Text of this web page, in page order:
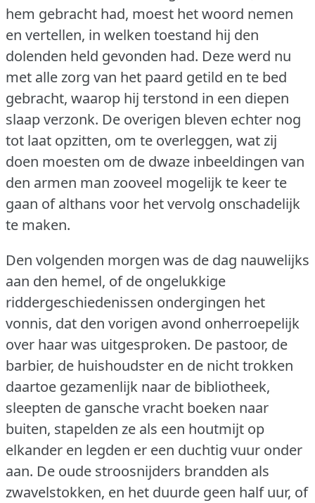
hem gebracht had, moest het woord nemen
en vertellen, in welken toestand hij den
dolenden held gevonden had. Deze werd nu
met alle zorg van het paard getild en te bed
gebracht, waarop hij terstond in een diepen
slaap verzonk. De overigen bleven echter nog
tot laat opzitten, om te overleggen, wat zij
doen moesten om de dwaze inbeeldingen van
den armen man zooveel mogelijk te keer te
gaan of althans voor het vervolg onschadelijk
te maken.
Den volgenden morgen was de dag nauwelijks
aan den hemel, of de ongelukkige
riddergeschiedenissen ondergingen het
vonnis, dat den vorigen avond onherroepelijk
over haar was uitgesproken. De pastoor, de
barbier, de huishoudster en de nicht trokken
daartoe gezamenlijk naar de bibliotheek,
sleepten de gansche vracht boeken naar
buiten, stapelden ze als een houtmijt op
elkander en legden er een duchtig vuur onder
aan. De oude stroosnijders brandden als
zwavelstokken, en het duurde geen half uur, of